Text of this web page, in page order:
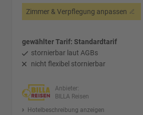
Zimmer & Verpflegung anpassen
gewählter Tarif: Standardtarif
stornierbar laut AGBs
nicht flexibel stornierbar
Anbieter:
BILLA Reisen
Hotelbeschreibung anzeigen